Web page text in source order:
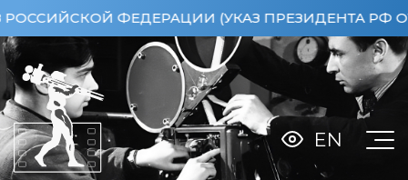
ФЕДЕРАЦИИ (УКАЗ ПРЕЗИДЕНТА РФ ОТ
EN